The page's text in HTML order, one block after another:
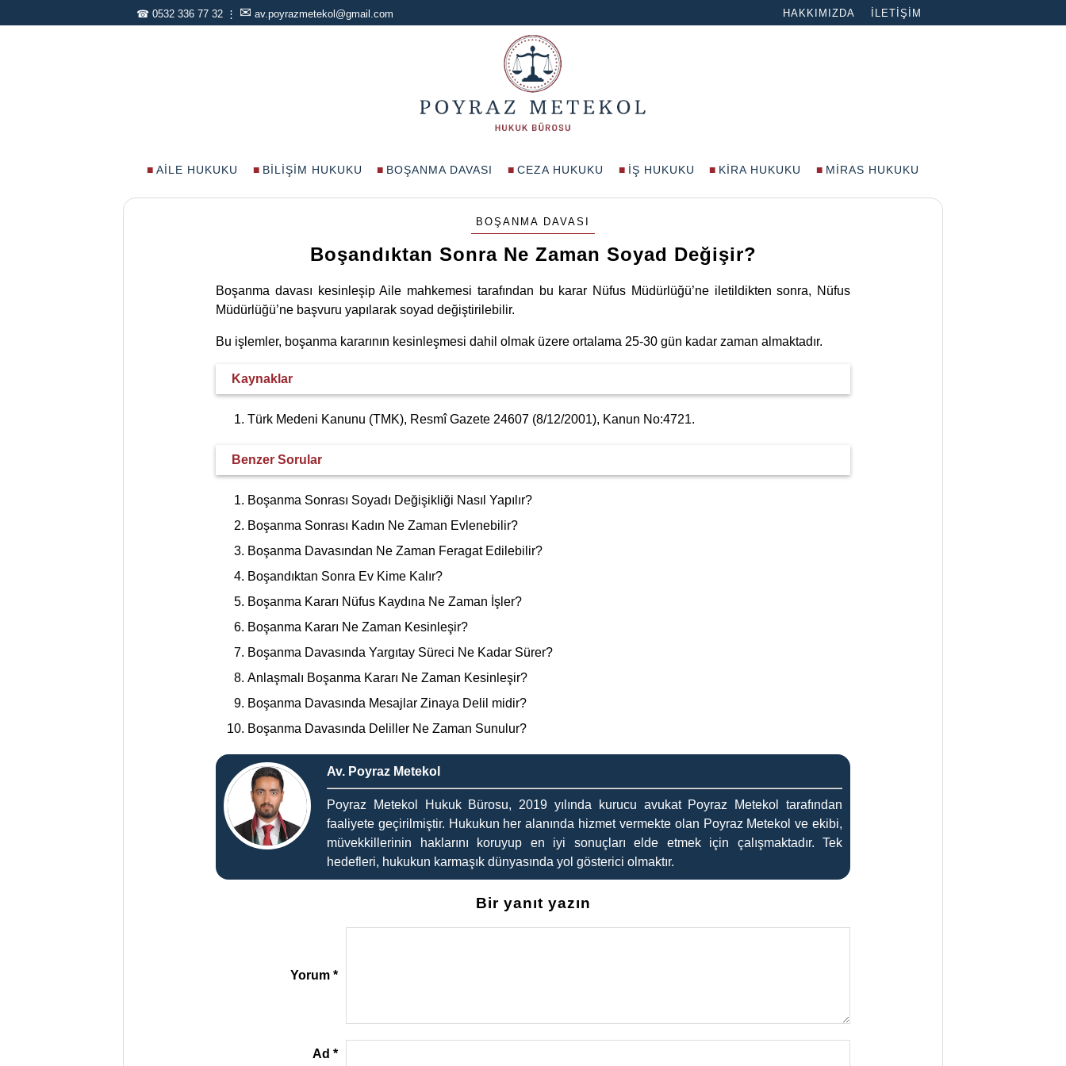
☎ 0532 336 77 32 ⋮ ✉ av.poyrazmetekol@gmail.com HAKKIMIZDA İLETIŞIM
AILE HUKUKU BILIŞIM HUKUKU BOŞANMA DAVASI CEZA HUKUKU İŞ HUKUKU KIRA HUKUKU MIRAS HUKUKU
BOŞANMA DAVASI
Boşandıktan Sonra Ne Zaman Soyad Değişir?
Boşanma davası kesinleşip Aile mahkemesi tarafından bu karar Nüfus Müdürlüğü’ne iletildikten sonra, Nüfus
Müdürlüğü’ne başvuru yapılarak soyad değiştirilebilir.
Bu işlemler, boşanma kararının kesinleşmesi dahil olmak üzere ortalama 25-30 gün kadar zaman almaktadır.
Kaynaklar
Türk Medeni Kanunu (TMK), Resmî Gazete 24607 (8/12/2001), Kanun No:4721.
Benzer Sorular
Boşanma Sonrası Soyadı Değişikliği Nasıl Yapılır?
Boşanma Sonrası Kadın Ne Zaman Evlenebilir?
Boşanma Davasından Ne Zaman Feragat Edilebilir?
Boşandıktan Sonra Ev Kime Kalır?
Boşanma Kararı Nüfus Kaydına Ne Zaman İşler?
Boşanma Kararı Ne Zaman Kesinleşir?
Boşanma Davasında Yargıtay Süreci Ne Kadar Sürer?
Anlaşmalı Boşanma Kararı Ne Zaman Kesinleşir?
Boşanma Davasında Mesajlar Zinaya Delil midir?
Boşanma Davasında Deliller Ne Zaman Sunulur?
Av. Poyraz Metekol
Poyraz Metekol Hukuk Bürosu, 2019 yılında kurucu avukat Poyraz Metekol tarafından
faaliyete geçirilmiştir. Hukukun her alanında hizmet vermekte olan Poyraz Metekol ve ekibi,
müvekkillerinin haklarını koruyup en iyi sonuçları elde etmek için çalışmaktadır. Tek
hedefleri, hukukun karmaşık dünyasında yol gösterici olmaktır.
Bir yanıt yazın
Yorum *
Ad *